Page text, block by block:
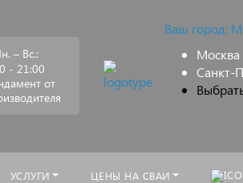
– Вс.:
- 21:00
от
Ваш город:
Москва
Санкт-
УСЛУГИ ЦЕНЫ НА СВАИ